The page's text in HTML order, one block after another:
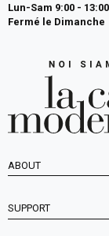
Lun-Sam 9:00 -
Fermé le Dimanche
ABOUT
SUPPORT